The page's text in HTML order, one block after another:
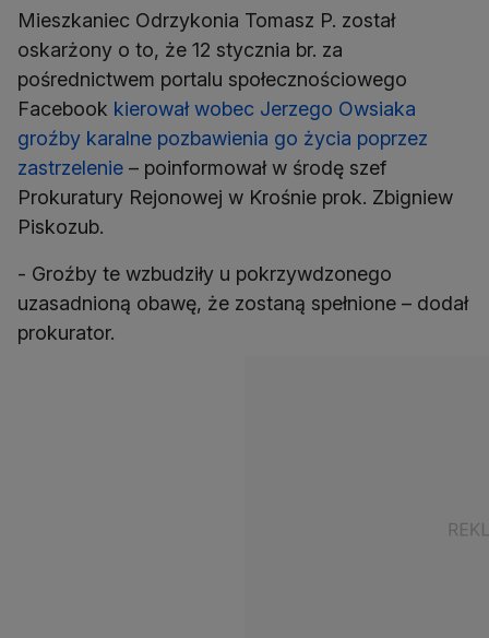
Mieszkaniec Odrzykonia Tomasz P. został
oskarżony o to, że 12 stycznia br. za
pośrednictwem portalu społecznościowego
Facebook kierował wobec Jerzego Owsiaka
groźby karalne pozbawienia go życia poprzez
zastrzelenie – poinformował w środę szef
Prokuratury Rejonowej w Krośnie prok. Zbigniew
Piskozub.
- Groźby te wzbudziły u pokrzywdzonego
uzasadnioną obawę, że zostaną spełnione – dodał
prokurator.